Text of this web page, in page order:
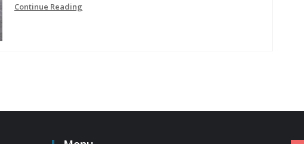
Continue Reading